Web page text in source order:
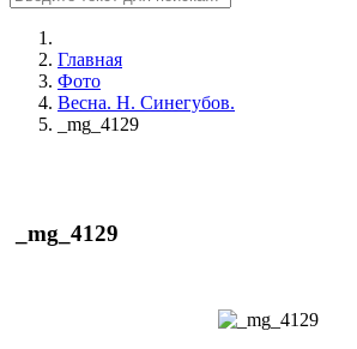
Главная
Фото
Весна. Н. Синегубов.
_mg_4129
_mg_4129